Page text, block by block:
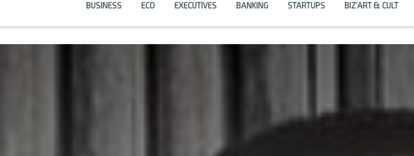
BUSINESS ECO EXECUTIVES BANKING STARTUPS BIZ’ART & CULT